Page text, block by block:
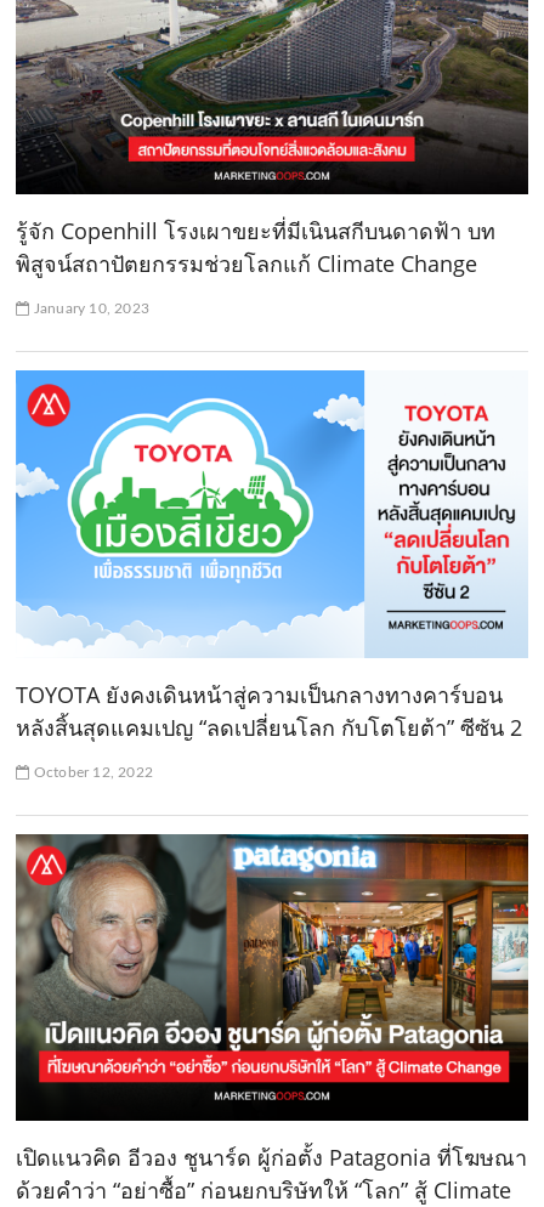
รู้จัก Copenhill โรงเผาขยะที่มีเนินสกีบนดาดฟ้า บท
พิสูจน์สถาปัตยกรรมช่วยโลกแก้ Climate Change
January 10, 2023
TOYOTA ยังคงเดินหน้าสู่ความเป็นกลางทางคาร์บอน
หลังสิ้นสุดแคมเปญ “ลดเปลี่ยนโลก กับโตโยต้า” ซีซัน 2
October 12, 2022
เปิดแนวคิด อีวอง ชูนาร์ด ผู้ก่อตั้ง Patagonia ที่โฆษณา
ด้วยคำว่า “อย่าซื้อ” ก่อนยกบริษัทให้ “โลก” สู้ Climate